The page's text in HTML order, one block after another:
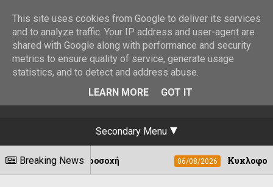
Secondary Menu
Breaking News
προσοχή Κυκλοφοριακές
This site uses cookies from Google to deliver its services
and to analyze traffic. Your IP address and user-agent are
shared with Google along with performance and security
metrics to ensure quality of service, generate usage
statistics, and to detect and address abuse.
LEARN MORE
GOT IT